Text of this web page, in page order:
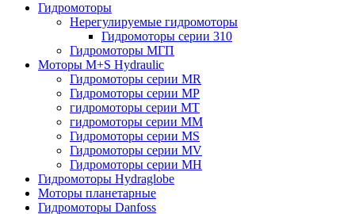
Гидромоторы
Нерегулируемые гидромоторы
Гидромоторы серии 310
Гидромоторы МГП
Моторы M+S Hydraulic
Гидромоторы серии MR
Гидромоторы серии MP
гидромоторы серии MT
гидромоторы серии MM
Гидромоторы серии MS
Гидромоторы серии MV
Гидромоторы серии MH
Гидромоторы Hydraglobe
Моторы планетарные
Гидромоторы Danfoss